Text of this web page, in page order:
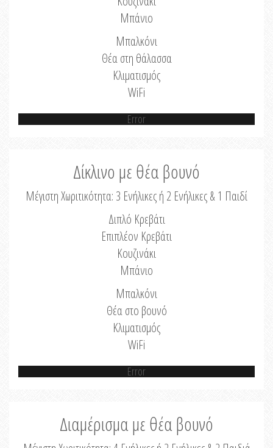
Μπάνιο
Μπαλκόνι
Θέα στη θάλασσα
Κλιματισμός
WiFi
Error
Δίκλινο με θέα βουνό
Μέγιστη Χωριτικότητα: 3 Ενήλικες ή 2 Ενήλικες & 1 Παιδί
Διπλό Κρεβάτι
Επιπλέον Κρεβάτι
Κουζινάκι
Μπάνιο
Μπαλκόνι
Θέα στο βουνό
Κλιματισμός
WiFi
Error
Διαμέρισμα με θέα βουνό